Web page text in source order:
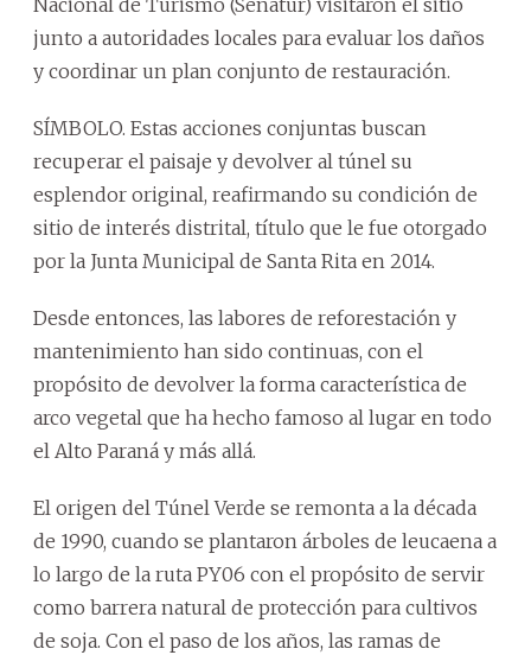
junto a autoridades locales para evaluar los daños
y coordinar un plan conjunto de restauración.
SÍMBOLO. Estas acciones conjuntas buscan
recuperar el paisaje y devolver al túnel su
esplendor original, reafirmando su condición de
sitio de interés distrital, título que le fue otorgado
por la Junta Municipal de Santa Rita en 2014.
Desde entonces, las labores de reforestación y
mantenimiento han sido continuas, con el
propósito de devolver la forma característica de
arco vegetal que ha hecho famoso al lugar en todo
el Alto Paraná y más allá.
El origen del Túnel Verde se remonta a la década
de 1990, cuando se plantaron árboles de leucaena a
lo largo de la ruta PY06 con el propósito de servir
como barrera natural de protección para cultivos
de soja. Con el paso de los años, las ramas de